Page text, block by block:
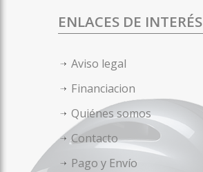
ENLACES DE INTERÉS
Aviso legal
Financiacion
Quiénes somos
Contacto
Pago y Envío